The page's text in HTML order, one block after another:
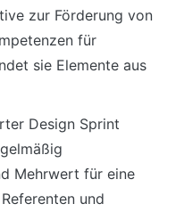
zur Förderung von
für
sie Elemente aus
Design Sprint
Mehrwert für eine
und